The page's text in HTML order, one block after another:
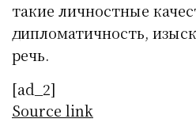
такие личностные
дипломатичность,
речь.
[ad_2]
Source link